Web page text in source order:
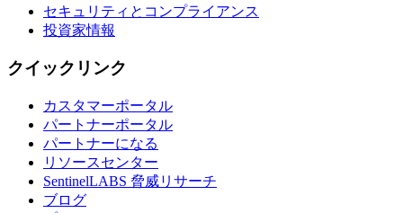
セキュリティとコンプライアンス
投資家情報
クイックリンク
カスタマーポータル
パートナーポータル
パートナーになる
リソースセンター
SentinelLABS 脅威リサーチ
ブログ